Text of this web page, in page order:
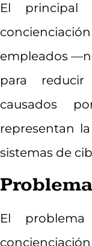
El principal
empleados
para
causados
representan
sistemas de
El